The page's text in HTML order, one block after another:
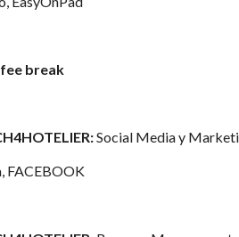
break
Social Media y
FACEBOOK